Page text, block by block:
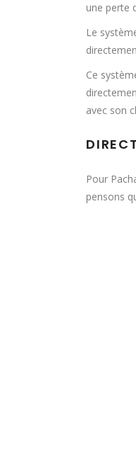
une perte
Le
Ce
avec son
Pour
pensons